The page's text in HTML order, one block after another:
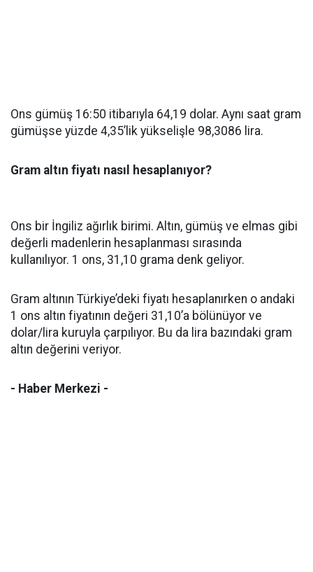
Ons gümüş 16:50 itibarıyla 64,19 dolar. Aynı saat gram
gümüşse yüzde 4,35’lik yükselişle 98,3086 lira.
Gram altın fiyatı nasıl hesaplanıyor?
Ons bir İngiliz ağırlık birimi. Altın, gümüş ve elmas gibi
değerli madenlerin hesaplanması sırasında
kullanılıyor. 1 ons, 31,10 grama denk geliyor.
Gram altının Türkiye’deki fiyatı hesaplanırken o andaki
1 ons altın fiyatının değeri 31,10’a bölünüyor ve
dolar/lira kuruyla çarpılıyor. Bu da lira bazındaki gram
altın değerini veriyor.
- Haber Merkezi -